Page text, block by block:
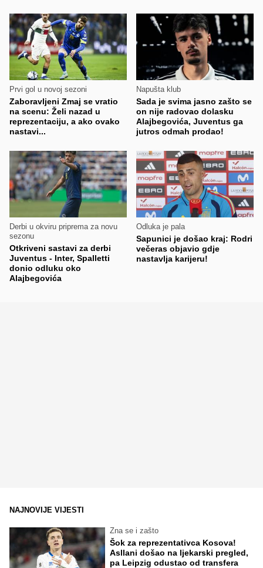
Prvi gol u novoj sezoni
Zaboravljeni Zmaj se vratio
na scenu: Želi nazad u
reprezentaciju, a ako ovako
nastavi...
Napušta klub
Sada je svima jasno zašto se
on nije radovao dolasku
Alajbegovića, Juventus ga
jutros odmah prodao!
Derbi u okviru priprema za novu
sezonu
Otkriveni sastavi za derbi
Juventus - Inter, Spalletti
donio odluku oko
Alajbegovića
Odluka je pala
Sapunici je došao kraj: Rodri
večeras objavio gdje
nastavlja karijeru!
NAJNOVIJE VIJESTI
Zna se i zašto
Šok za reprezentativca Kosova!
Asllani došao na ljekarski pregled,
pa Leipzig odustao od transfera